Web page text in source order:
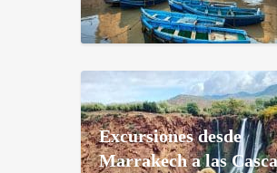
Excursiones desde
Marrakech a las